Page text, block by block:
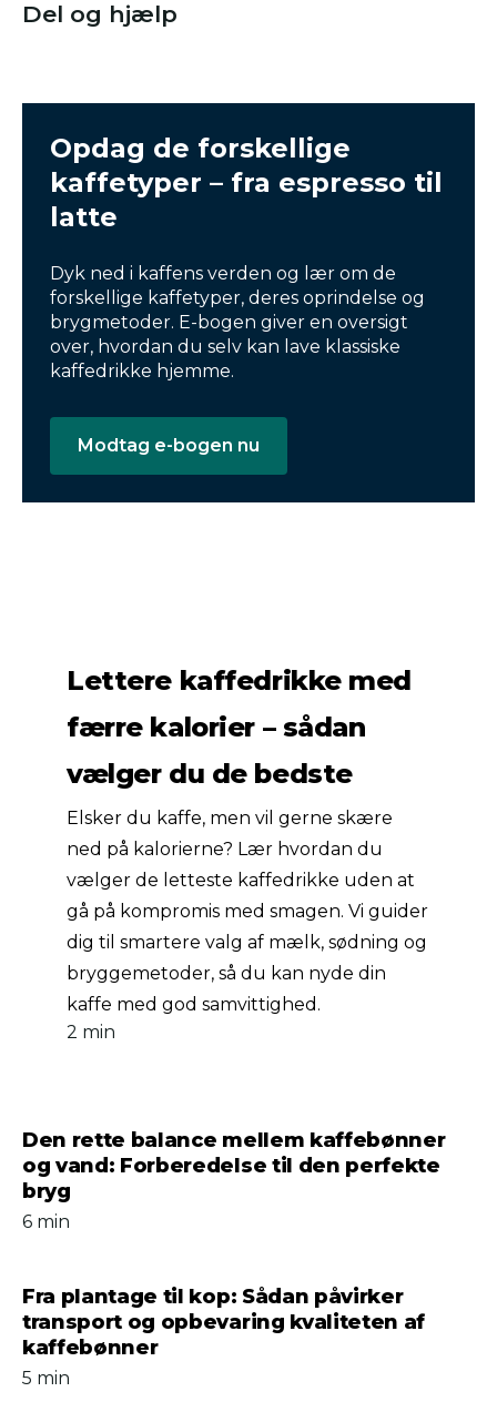
Del og hjælp
Opdag de forskellige
kaffetyper – fra espresso til
latte
Dyk ned i kaffens verden og lær om de
forskellige kaffetyper, deres oprindelse og
brygmetoder. E-bogen giver en oversigt
over, hvordan du selv kan lave klassiske
kaffedrikke hjemme.
Modtag e-bogen nu
Lettere kaffedrikke med
færre kalorier – sådan
vælger du de bedste
2 min
Elsker du kaffe, men vil gerne skære
ned på kalorierne? Lær hvordan du
vælger de letteste kaffedrikke uden at
gå på kompromis med smagen. Vi guider
dig til smartere valg af mælk, sødning og
bryggemetoder, så du kan nyde din
kaffe med god samvittighed.
Den rette balance mellem kaffebønner
og vand: Forberedelse til den perfekte
bryg
6 min
Fra plantage til kop: Sådan påvirker
transport og opbevaring kvaliteten af
kaffebønner
5 min